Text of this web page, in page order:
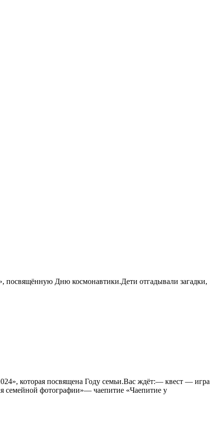
посвящённую Дню космонавтики.Дети отгадывали загадки,
которая посвящена Году семьи.Вас ждёт:— квест — игра
семейной фотографии»— чаепитие «Чаепитие у